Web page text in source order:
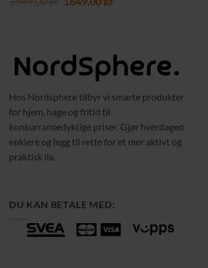
Hos Nordsphere tilbyr vi smarte produkter
for hjem, hage og fritid til
konkurransedyktige priser. Gjør hverdagen
enklere og legg til rette for et mer aktivt og
praktisk liv.
DU KAN BETALE MED: